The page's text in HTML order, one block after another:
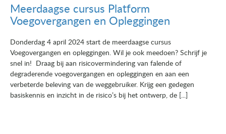
Meerdaagse cursus Platform
Voegovergangen en Opleggingen
Donderdag 4 april 2024 start de meerdaagse cursus
Voegovergangen en opleggingen. Wil je ook meedoen? Schrijf je
snel in! Draag bij aan risicovermindering van falende of
degraderende voegovergangen en opleggingen en aan een
verbeterde beleving van de weggebruiker. Krijg een gedegen
basiskennis en inzicht in de risico’s bij het ontwerp, de [...]